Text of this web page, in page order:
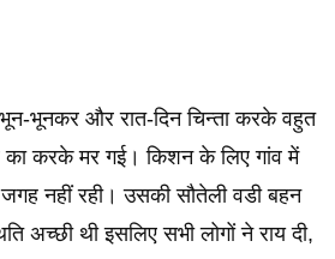
भूनकर और रात-दिन चिन्ता करके वहुत
का करके मर गई। किशन के लिए गांव में
नहीं रही। उसकी सौतेली वडी बहन
अच्छी थी इसलिए सभी लोगों ने राय दी,